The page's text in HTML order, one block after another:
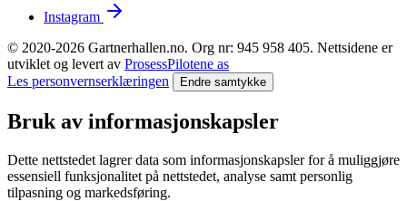
Instagram
© 2020-2026 Gartnerhallen.no. Org nr: 945 958 405. Nettsidene er
utviklet og levert av ProsessPilotene as
Les personvernserklæringen
Endre samtykke
Bruk av informasjonskapsler
Dette nettstedet lagrer data som informasjonskapsler for å muliggjøre
essensiell funksjonalitet på nettstedet, analyse samt personlig
tilpasning og markedsføring.